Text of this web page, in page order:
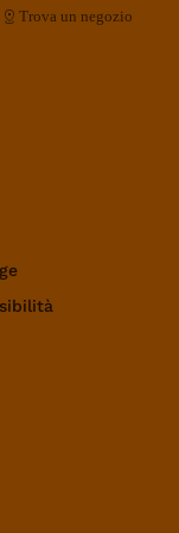
Trova un negozio